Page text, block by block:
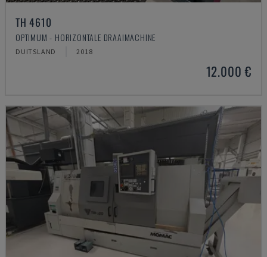
TH 4610
OPTIMUM - HORIZONTALE DRAAIMACHINE
DUITSLAND 2018
12.000 €